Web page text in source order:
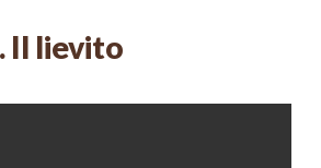
Il lievito